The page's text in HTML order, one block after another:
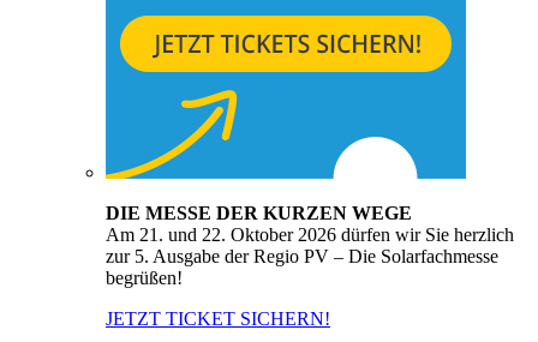
DIE MESSE DER KURZEN WEGE
Am 21. und 22. Oktober 2026 dürfen wir Sie herzlich
zur 5. Ausgabe der Regio PV – Die Solarfachmesse
begrüßen!
JETZT TICKET SICHERN!